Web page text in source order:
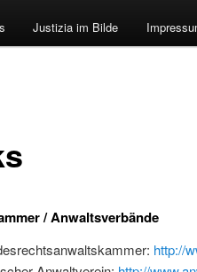
Justizia im Bilde
/ Anwaltsverbände
http://